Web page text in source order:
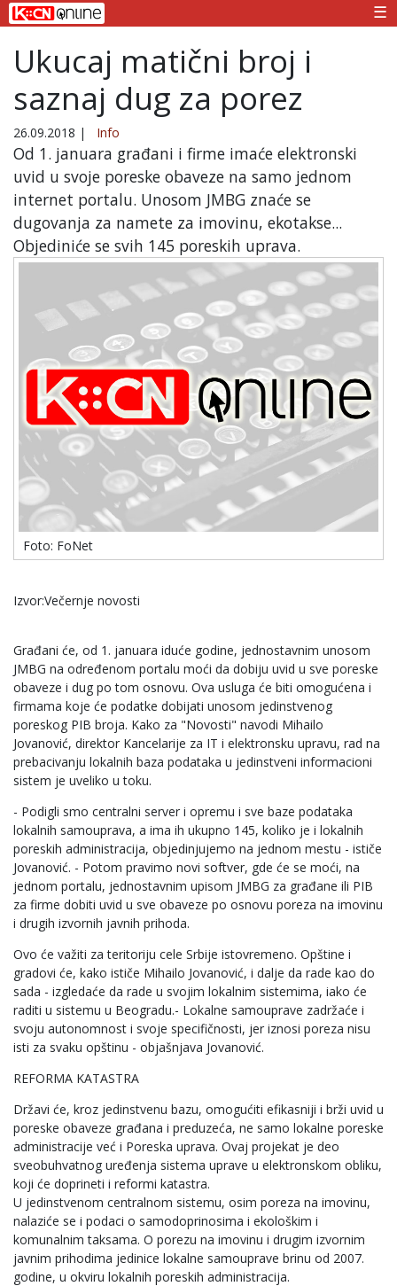
☰
Ukucaj matični broj i
saznaj dug za porez
26.09.2018 | Info
Od 1. januara građani i firme imaće elektronski
uvid u svoje poreske obaveze na samo jednom
internet portalu. Unosom JMBG znaće se
dugovanja za namete za imovinu, ekotakse...
Objediniće se svih 145 poreskih uprava.
Foto: FoNet
Izvor:Večernje novosti
Građani će, od 1. januara iduće godine, jednostavnim unosom
JMBG na određenom portalu moći da dobiju uvid u sve poreske
obaveze i dug po tom osnovu. Ova usluga će biti omogućena i
firmama koje će podatke dobijati unosom jedinstvenog
poreskog PIB broja. Kako za "Novosti" navodi Mihailo
Jovanović, direktor Kancelarije za IT i elektronsku upravu, rad na
prebacivanju lokalnih baza podataka u jedinstveni informacioni
sistem je uveliko u toku.
- Podigli smo centralni server i opremu i sve baze podataka
lokalnih samouprava, a ima ih ukupno 145, koliko je i lokalnih
poreskih administracija, objedinjujemo na jednom mestu - ističe
Jovanović. - Potom pravimo novi softver, gde će se moći, na
jednom portalu, jednostavnim upisom JMBG za građane ili PIB
za firme dobiti uvid u sve obaveze po osnovu poreza na imovinu
i drugih izvornih javnih prihoda.
Ovo će važiti za teritoriju cele Srbije istovremeno. Opštine i
gradovi će, kako ističe Mihailo Jovanović, i dalje da rade kao do
sada - izgledaće da rade u svojim lokalnim sistemima, iako će
raditi u sistemu u Beogradu.- Lokalne samouprave zadržaće i
svoju autonomnost i svoje specifičnosti, jer iznosi poreza nisu
isti za svaku opštinu - objašnjava Jovanović.
REFORMA KATASTRA
Državi će, kroz jedinstvenu bazu, omogućiti efikasniji i brži uvid u
poreske obaveze građana i preduzeća, ne samo lokalne poreske
administracije već i Poreska uprava. Ovaj projekat je deo
sveobuhvatnog uređenja sistema uprave u elektronskom obliku,
koji će doprineti i reformi katastra.
U jedinstvenom centralnom sistemu, osim poreza na imovinu,
nalaziće se i podaci o samodoprinosima i ekološkim i
komunalnim taksama. O porezu na imovinu i drugim izvornim
javnim prihodima jedinice lokalne samouprave brinu od 2007.
godine, u okviru lokalnih poreskih administracija.